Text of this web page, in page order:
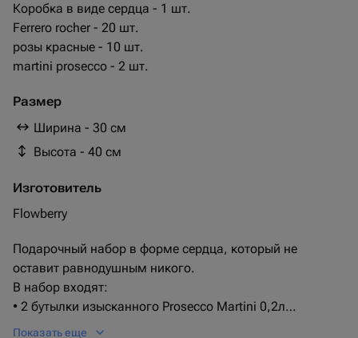
Коробка в виде сердца - 1 шт.
Ferrero rocher - 20 шт.
розы красные - 10 шт.
martini prosecco - 2 шт.
Размер
Ширина - 30 см
Высота - 40 см
Изготовитель
Flowberry
Подарочный набор в форме сердца, который не
оставит равнодушным никого.
В набор входят:
• 2 бутылки изысканного Prosecco Martini 0,2л
• 20 конфет Ferrero Rocher в золотистых обертках
Показать еще